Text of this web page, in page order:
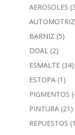
AEROSOLES
AUTOMOTRIZ
BARNIZ (5)
DOAL (2)
ESMALTE (34)
ESTOPA (1)
PIGMENTOS
PINTURA (21)
REPUESTOS